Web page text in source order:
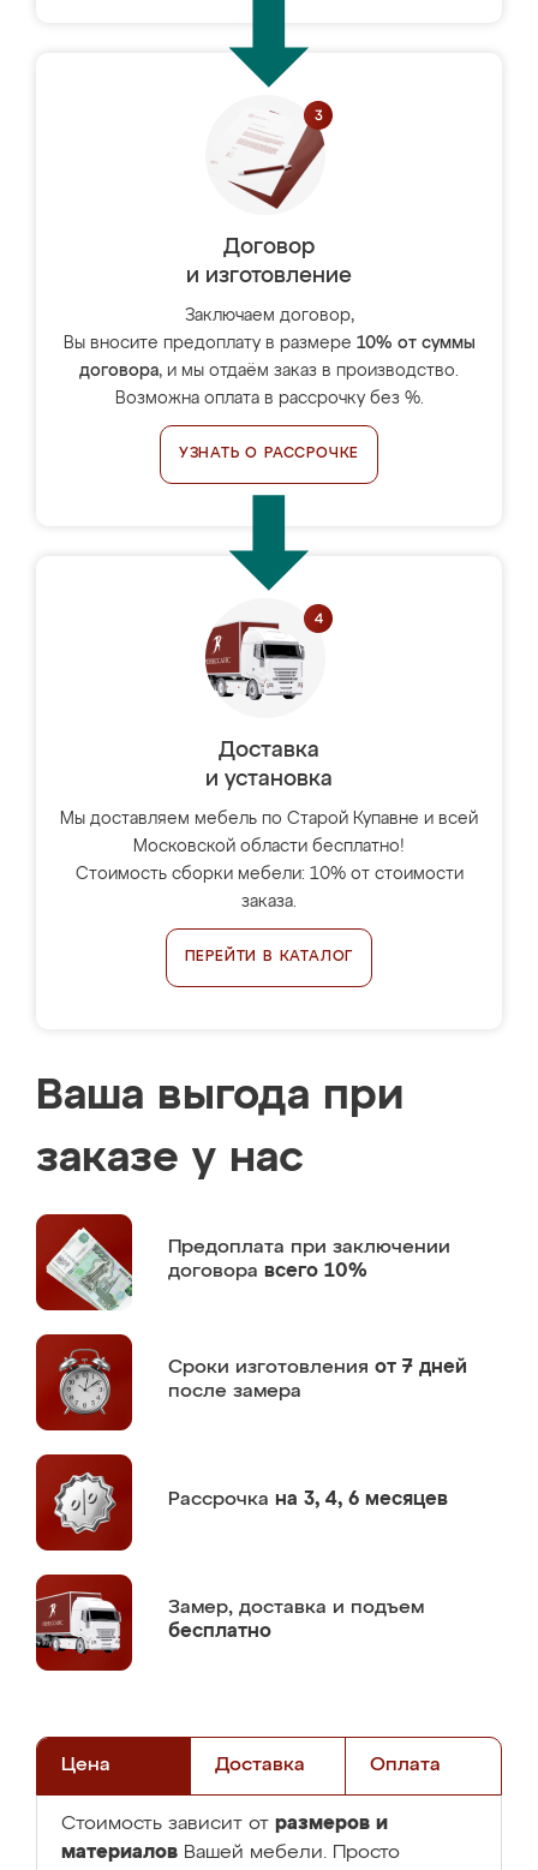
Договор
и изготовление
Заключаем договор,
Вы вносите предоплату в размере 10% от суммы
договора, и мы отдаём заказ в производство.
Возможна оплата в рассрочку без %.
УЗНАТЬ О РАССРОЧКЕ
Доставка
и установка
Мы доставляем мебель по Старой Купавне и всей
Московской области бесплатно!
Стоимость сборки мебели: 10% от стоимости
заказа.
ПЕРЕЙТИ В КАТАЛОГ
Ваша выгода при
заказе у нас
Предоплата при заключении
договора всего 10%
Сроки изготовления от 7 дней
после замера
Рассрочка на 3, 4, 6 месяцев
Замер, доставка и подъем
бесплатно
Цена Доставка Оплата
Стоимость зависит от размеров и
материалов Вашей мебели. Просто